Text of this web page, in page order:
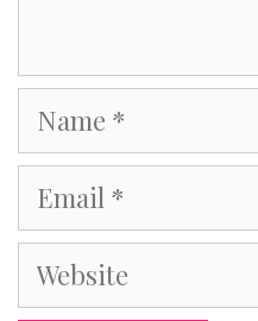
Name
Email
Website